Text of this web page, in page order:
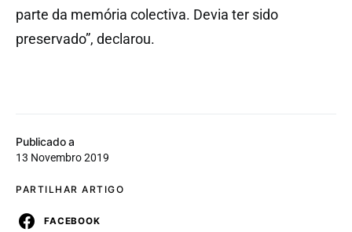
Publicado a
13 Novembro 2019
PARTILHAR ARTIGO
FACEBOOK
parte da memória colectiva. Devia ter sido
preservado”, declarou.